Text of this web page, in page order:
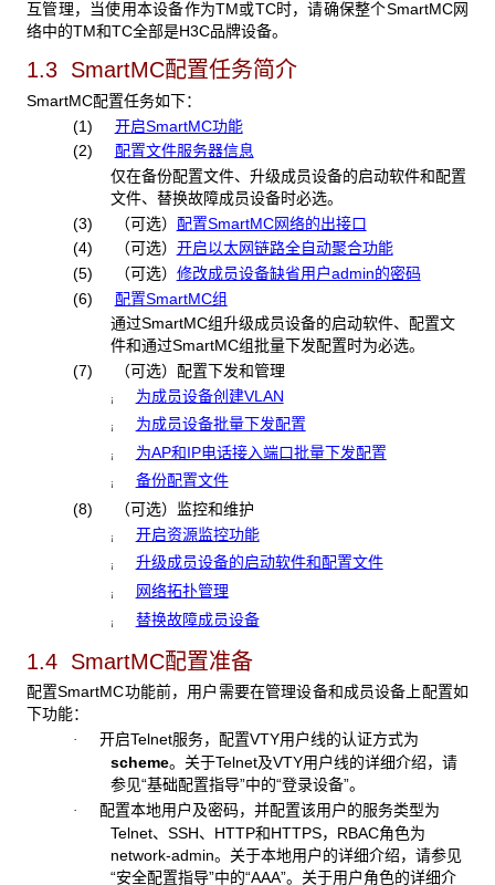
互管理，当使用本设备作为TM或TC时，请确保整个SmartMC网
络中的TM和TC全部是H3C品牌设备。
1.3 SmartMC配置任务简介
SmartMC配置任务如下：
(1)
开启SmartMC功能
(2)
配置文件服务器信息
仅在备份配置文件、升级成员设备的启动软件和配置
文件、替换故障成员设备时必选。
(3) （可选） 配置SmartMC网络的出接口
(4) （可选） 开启以太网链路全自动聚合功能
(5)
（可选） 修改成员设备缺省用户admin的密码
(6)
配置SmartMC组
通过SmartMC组升级成员设备的启动软件、配置文
件和通过SmartMC组批量下发配置时为必选。
(7) （可选）配置下发和管理
¡ 为成员设备创建VLAN
¡ 为成员设备批量下发配置
¡ 为AP和IP电话接入端口批量下发配置
¡
备份配置文件
(8)
（可选）监控和维护
¡ 开启资源监控功能
¡ 升级成员设备的启动软件和配置文件
¡ 网络拓扑管理
¡ 替换故障成员设备
1.4 SmartMC配置准备
配置SmartMC功能前，用户需要在管理设备和成员设备上配置如
下功能：
· 开启Telnet服务，配置VTY用户线的认证方式为
scheme。关于Telnet及VTY用户线的详细介绍，请
参见“基础配置指导”中的“登录设备”。
· 配置本地用户及密码，并配置该用户的服务类型为
Telnet、SSH、HTTP和HTTPS，RBAC角色为
network-admin。 关于本地用户的详细介绍，请参见
“安全配置指导”中的“AAA”。关于用户角色的详细介